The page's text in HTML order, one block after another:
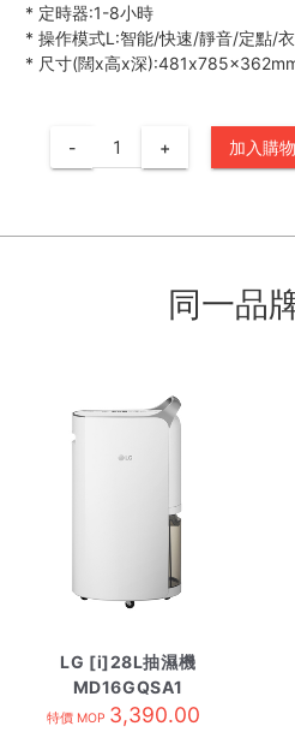
* 定時器:1-8小時
* 操作模式L:智能/快速/靜音/定點/
* 尺寸(闊x高x深
- + 加入購
同一品
LG [i]28L抽濕機
MD16GQSA1
特價 MOP 3,390.00